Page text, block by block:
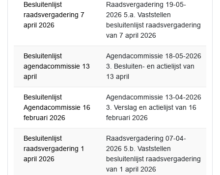
Besluitenlijst
raadsvergadering 7
april 2026
Raadsvergadering 19-05-
2026 5.a. Vaststellen
besluitenlijst raadsvergadering
van 7 april 2026
Besluitenlijst
agendacommissie 13
april
Agendacommissie 18-05-2026
3. Besluiten- en actielijst van
13 april
Besluitenlijst
Agendacommissie 16
februari 2026
Agendacommissie 13-04-2026
3. Verslag en actielijst van 16
februari 2026
Besluitenlijst
raadsvergadering 1
april 2026
Raadsvergadering 07-04-
2026 5.b. Vaststellen
besluitenlijst raadsvergadering
van 1 april 2026